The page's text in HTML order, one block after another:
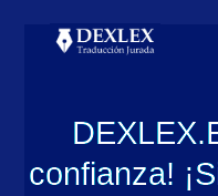
confianza!